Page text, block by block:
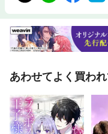
あわせてよく買わ